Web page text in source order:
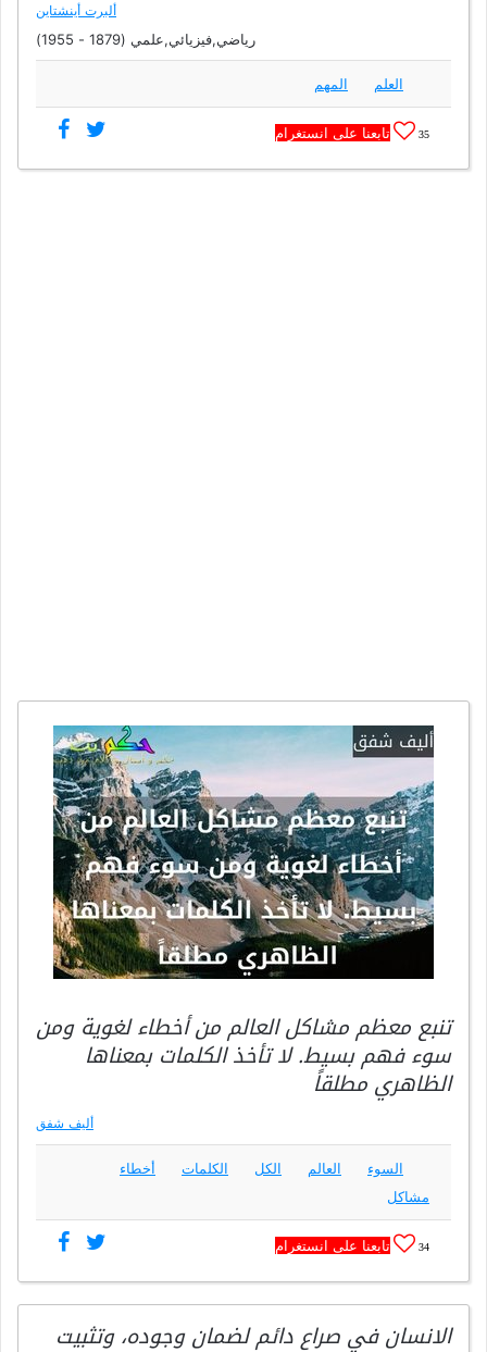
ألبرت أينشتاين
رياضي,فيزيائي,علمي (1879 - 1955)
العلم المهم
35 تابعنا على انستغرام
تنبع معظم مشاكل العالم من أخطاء لغوية ومن
سوء فهم بسيط. لا تأخذ الكلمات بمعناها
الظاهري مطلقاً
أليف شفق
السوء العالم الكل الكلمات
أخطاء
مشاكل
34 تابعنا على انستغرام
الانسان في صراع دائم لضمان وجوده، وتثبيت